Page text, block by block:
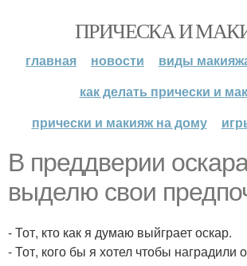
ПРИЧЕСКА И
главная новости
виды
как делать прически и
прически и макияж на дому
В преддверии
выделю свои
- Тот, кто как я думаю выйграет оскар.
- Тот, кого бы я хотел чтобы наградили